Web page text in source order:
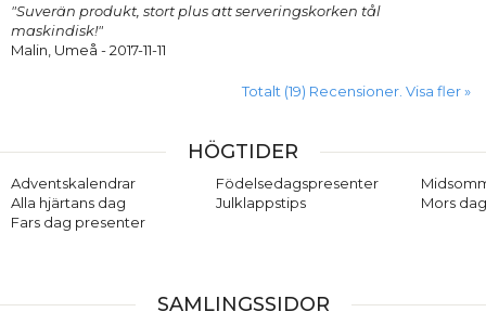
"Suverän produkt, stort plus att serveringskorken tål
maskindisk!"
Malin, Umeå - 2017-11-11
Totalt (19) Recensioner. Visa fler »
HÖGTIDER
Adventskalendrar
Alla hjärtans dag
Fars dag presenter
Födelsedagspresenter
Julklappstips
Mors
SAMLINGSSIDOR